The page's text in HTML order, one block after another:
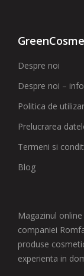
Despre noi
Despre noi –
Politica de
Prelucrarea
Termeni si
Blog
Magazinul
companiei
produse
experienta in